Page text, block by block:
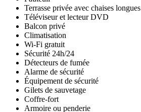
Terrasse privée avec chaises longues
Téléviseur et lecteur DVD
Balcon privé
Climatisation
Wi-Fi gratuit
Sécurité 24h/24
Détecteurs de fumée
Alarme de sécurité
Équipement de sécurité
Gilets de sauvetage
Coffre-fort
Armoire ou penderie